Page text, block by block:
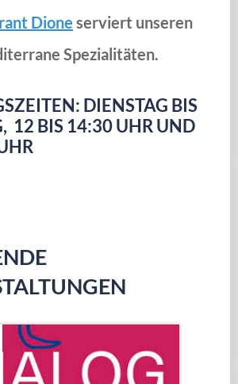
Dione serviert unseren
Spezialitäten.
DIENSTAG BIS
12 BIS 14:30 UHR UND